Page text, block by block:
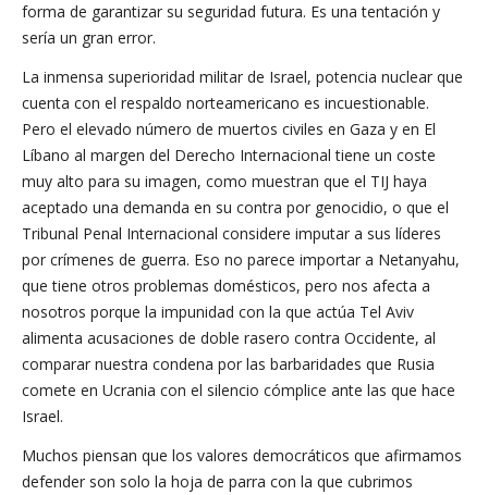
forma de garantizar su seguridad futura. Es una tentación y
sería un gran error.
La inmensa superioridad militar de Israel, potencia nuclear que
cuenta con el respaldo norteamericano es incuestionable.
Pero el elevado número de muertos civiles en Gaza y en El
Líbano al margen del Derecho Internacional tiene un coste
muy alto para su imagen, como muestran que el TIJ haya
aceptado una demanda en su contra por genocidio, o que el
Tribunal Penal Internacional considere imputar a sus líderes
por crímenes de guerra. Eso no parece importar a Netanyahu,
que tiene otros problemas domésticos, pero nos afecta a
nosotros porque la impunidad con la que actúa Tel Aviv
alimenta acusaciones de doble rasero contra Occidente, al
comparar nuestra condena por las barbaridades que Rusia
comete en Ucrania con el silencio cómplice ante las que hace
Israel.
Muchos piensan que los valores democráticos que afirmamos
defender son solo la hoja de parra con la que cubrimos